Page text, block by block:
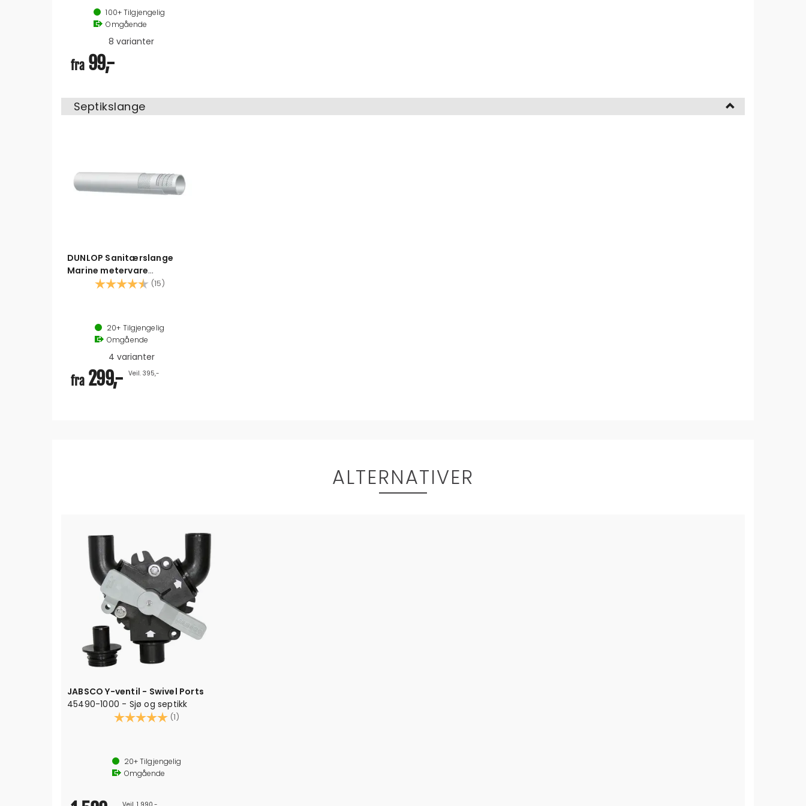
90 og 120 grader
1 1/2''-38mm / 1 1/2''-25mm
100+Tilgjengelig
Omgående
8 varianter
fra 99,-
Septikslange
DUNLOP Sanitærslange
Marine metervare
Septikslange ISO 8099 - 7
Karakter: (15)
20+ Tilgjengelig
Omgående
4 varianter
fra 299,- Veil. 395,-
ALTERNATIVER
JABSCO Y-ventil - Swivel Ports
45490-1000 - Sjø og septikk
Karakter:
(1)
20+Tilgjengelig
Omgående